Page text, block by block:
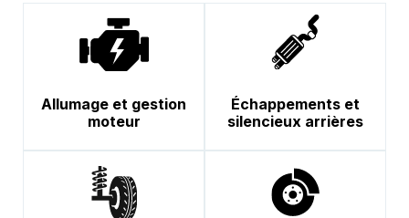
Allumage et gestion
moteur
Échappements et
silencieux arrières